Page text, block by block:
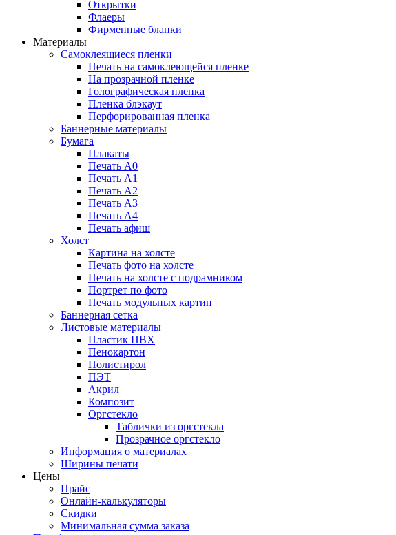
Открытки
Флаеры
Фирменные бланки
Материалы
Самоклеящиеся пленки
Печать на самоклеющейся пленке
На прозрачной пленке
Голографическая пленка
Пленка блэкаут
Перфорированная пленка
Баннерные материалы
Бумага
Плакаты
Печать А0
Печать А1
Печать А2
Печать А3
Печать А4
Печать афиш
Холст
Картина на холсте
Печать фото на холсте
Печать на холсте с подрамником
Портрет по фото
Печать модульных картин
Баннерная сетка
Листовые материалы
Пластик ПВХ
Пенокартон
Полистирол
ПЭТ
Акрил
Композит
Оргстекло
Таблички из оргстекла
Прозрачное оргстекло
Информация о материалах
Ширины печати
Цены
Прайс
Онлайн-калькуляторы
Скидки
Минимальная сумма заказа